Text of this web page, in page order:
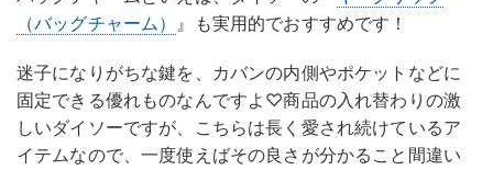
（バッグチャーム） 』も実用的でおすすめです！
迷子になりがちな鍵を、カバンの内側やポケットなどに
固定できる優れものなんですよ♡商品の入れ替わりの激
しいダイソーですが、こちらは長く愛され続けているア
イテムなので、一度使えばその良さが分かること間違い